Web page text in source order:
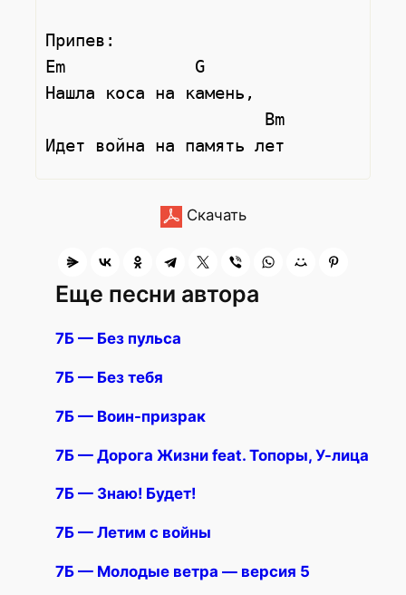
Припев:
Em             G
Нашла коса на камень,
Скачать
Еще песни автора
7Б — Без пульса
7Б — Без тебя
7Б — Воин-призрак
7Б — Дорога Жизни feat. Топоры, У-лица
7Б — Знаю! Будет!
7Б — Летим с войны
7Б — Молодые ветра — версия 5